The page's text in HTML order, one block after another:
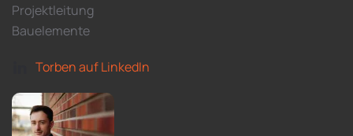
Projektleitung
Bauelemente
Torben auf LinkedIn